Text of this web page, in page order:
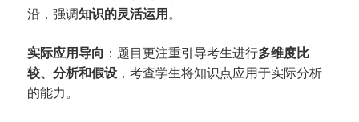
沿，强调知识的灵活运用。
实际应用导向 ：题目更注重引导考生进行多维度比
较、分析和假设 ，考查学生将知识点应用于实际分析
的能力。